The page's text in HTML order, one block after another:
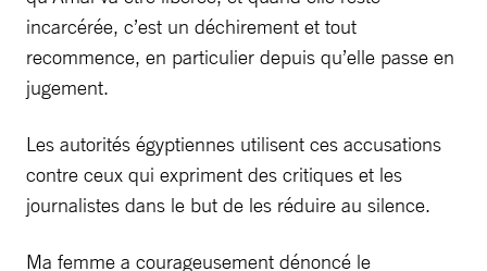
incarcérée, c’est un déchirement et tout
recommence, en particulier depuis qu’elle passe en
jugement.
Les autorités égyptiennes utilisent ces accusations
contre ceux qui expriment des critiques et les
journalistes dans le but de les réduire au silence.
Ma femme a courageusement dénoncé le